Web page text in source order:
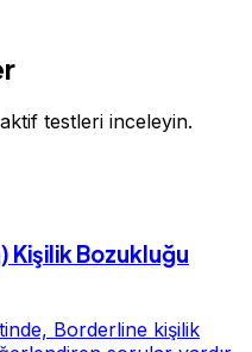
testleri inceleyin.
Kişilik Bozukluğu
Borderline kişilik